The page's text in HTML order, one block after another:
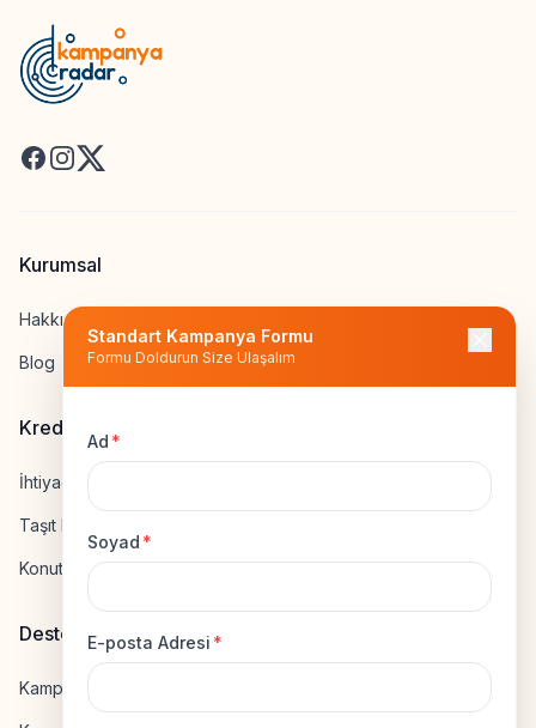
Standart Kampanya Formu
Formu Doldurun Size Ulaşalım
Ad *
Soyad *
E-posta Adresi *
Facebook
Instagram
X
Kurumsal
Hakkımızda
Blog
Kredi Hesapla
İhtiyaç Kredisi Hesapla
Taşıt Kredisi Hesapla
Konut Kredisi Hesapla
Destek
Kampanya Gönderme